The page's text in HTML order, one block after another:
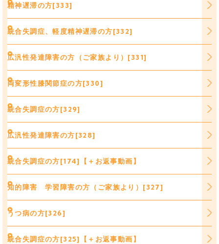
精神遅滞の方[333]
統合失調症、軽度精神遅滞の方[332]
広汎性発達障害の方（ご家族より）[331]
両変形性膝関節症の方[330]
統合失調症の方[329]
広汎性発達障害の方[328]
統合失調症の方[174]【＋お返事動画】
知的障害 学習障害の方（ご家族より）[327]
うつ病の方[326]
統合失調症の方[325]【＋お返事動画】